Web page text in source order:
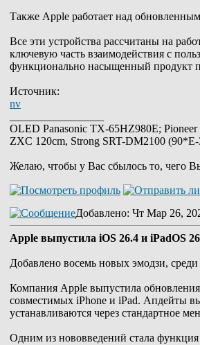
Также Apple работает над
Все эти устройства рассчитаны на
ключевую часть взаимодействия с
функционально насыщенный продукт
Источник:
nv
OLED Panasonic TX-65HZ980E;
ZXC 120cm, Strong SRT-DM2100
Желаю, чтобы у Вас сбылось то, чего
Добавлено: Чт Мар 26,
Apple выпустила iOS 26.4 и iPadOS
Добавлено восемь новых эмодзи,
Компания Apple выпустила
совместимых iPhone и iPad. Апдейты
устанавливаются через стандартное
Одним из нововведений стала функция